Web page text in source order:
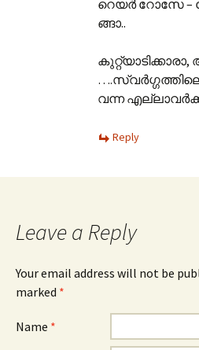
റെയര്‍ റോസേ –
ങ്ങാ..
വന്ന
Reply
Leave a Reply
Your email address will not be
marked *
Name *